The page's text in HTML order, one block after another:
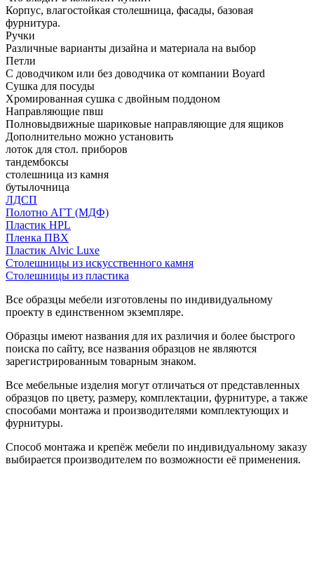
Корпус, влагостойкая столешница, фасады, базовая
фурнитура.
Ручки
Различные варианты дизайна и материала на выбор
Петли
С доводчиком или без доводчика от компании Boyard
Сушка для посуды
Хромированная сушка с двойным поддоном
Направляющие пвш
Полновыдвижные шариковые направляющие для ящиков
Дополнительно можно установить
лоток для стол. приборов
тандембоксы
столешница из камня
бутылочница
ЛДСП
Полотно АГТ (МДФ)
Пластик HPL
Пленка ПВХ
Пластик Alvic Luxe
Столешницы из искусственного камня
Столешницы из пластика
Все образцы мебели изготовлены по индивидуальному
проекту в единственном экземпляре.
Образцы имеют названия для их различия и более быстрого
поиска по сайту, все названия образцов не являются
зарегистрированным товарным знаком.
Все мебельные изделия могут отличаться от представленных
образцов по цвету, размеру, комплектации, фурнитуре, а также
способами монтажа и производителями комплектующих и
фурнитуры.
Способ монтажа и крепёж мебели по индивидуальному заказу
выбирается производителем по возможности её применения.